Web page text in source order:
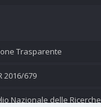
Trasparente
2016/679
Nazionale delle Ricerche